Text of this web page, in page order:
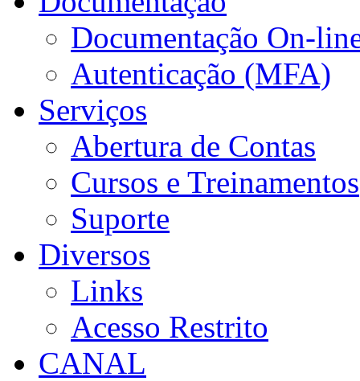
Documentação On-
Autenticação (MFA)
Serviços
Abertura de Contas
Cursos e Treinamentos
Suporte
Diversos
Links
Acesso Restrito
CANAL